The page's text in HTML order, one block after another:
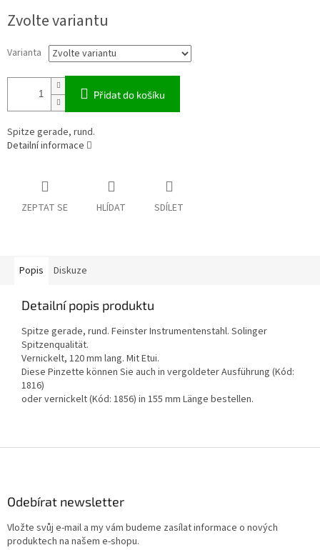
cena:
Zvolte variantu
Varianta
Přidat do košíku
Spitze gerade, rund.
Detailní informace
ZEPTAT SE HLÍDAT SDÍLET
Popis Diskuze
Detailní popis produktu
Spitze gerade, rund. Feinster Instrumentenstahl. Solinger
Spitzenqualität.
Vernickelt, 120 mm lang. Mit Etui.
Diese Pinzette können Sie auch in vergoldeter Ausführung (Kód:
1816)
oder vernickelt (Kód: 1856) in 155 mm Länge bestellen.
Odebírat newsletter
Vložte svůj e-mail a my vám budeme zasílat informace o nových
produktech na našem e-shopu.